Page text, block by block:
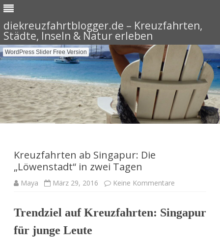
diekreuzfahrtblogger.de – Kreuzfahrten,
Städte, Inseln & Natur erleben
WordPress Slider Free Version
Kreuzfahrten ab Singapur: Die
„Löwenstadt“ in zwei Tagen
Maya März 29, 2016 Keine Kommentare
Die
„Löwenstadt“
Trendziel auf Kreuzfahrten: Singapur
für junge Leute